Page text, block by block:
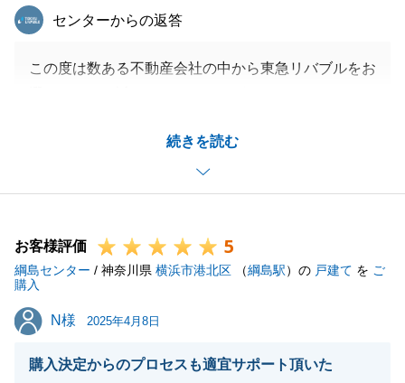
続きを読む
東急リバブル
センターからの返答
この度は数ある不動産会社の中から東急リバブルをお
が、迅速にご対応頂きましてありがとうございます。
新居での生活が素晴らしい日々となるよう、心から願
っております。
お悩み等ございましたら、お気軽にお申し付けくださ
い。
引き続き何卒よろしくお願いいたします。
閉じる
お客様評価 5
綱島センター / 神奈川県 横浜市港北区 （綱島駅）の 戸建て を ご
購入
N様
N様 2025年4月8日
購入決定からのプロセスも適宜サポート頂いた